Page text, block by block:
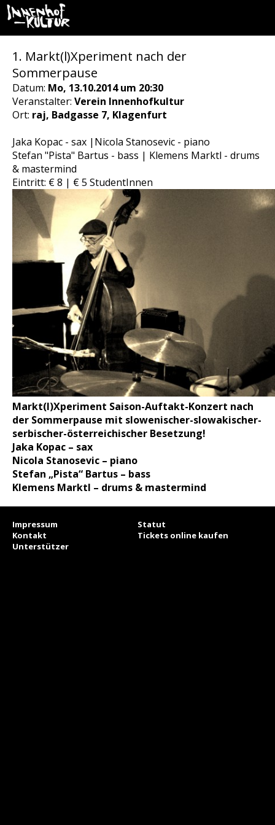
1. Markt(l)Xperiment nach der
Sommerpause
Datum: Mo, 13.10.2014 um 20:30
Veranstalter: Verein Innenhofkultur
Ort: raj, Badgasse 7, Klagenfurt
Jaka Kopac - sax |Nicola Stanosevic - piano
Stefan "Pista" Bartus - bass | Klemens Marktl - drums
& mastermind
Eintritt: € 8 | € 5 StudentInnen
Markt(l)Xperiment Saison-Auftakt-Konzert nach
der Sommerpause mit slowenischer-slowakischer-
serbischer-österreichischer Besetzung!
Jaka Kopac – sax
Nicola Stanosevic – piano
Stefan „Pista“ Bartus – bass
Klemens Marktl – drums & mastermind
Impressum
Statut
Kontakt
Tickets online kaufen
Unterstützer